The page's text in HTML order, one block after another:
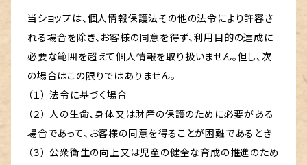
当ショップは、個人情報保護法その他の法令により許容さ
れる場合を除き、お客様の同意を得ず、利用目的の達成に
必要な範囲を超えて個人情報を取り扱いません。但し、次
の場合はこの限りではありません。
（１） 法令に基づく場合
（２） 人の生命、身体又は財産の保護のために必要がある
場合であって、お客様の同意を得ることが困難であるとき
（３） 公衆衛生の向上又は児童の健全な育成の推進のため